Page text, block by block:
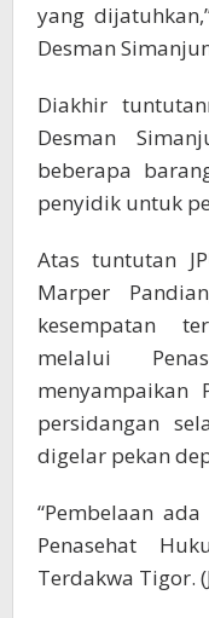
yang
Desman
Diakhir
Desman
beberapa
penyidik untuk
Atas tuntutan
Marper
kesempatan
melalui
menyampaikan
persidangan
digelar pekan
“Pembelaan
Penasehat
Terdakwa Tigor.